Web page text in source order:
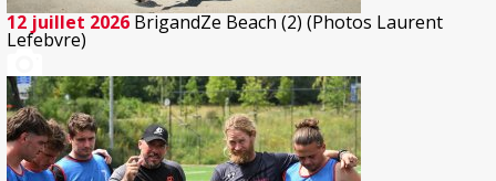
12 juillet 2026 BrigandZe Beach (2) (Photos Laurent
Lefebvre)